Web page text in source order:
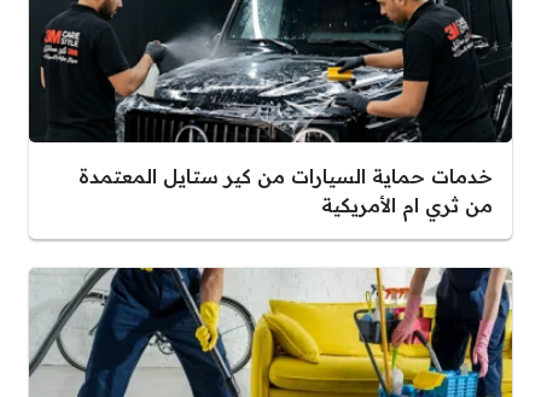
خدمات حماية السيارات من كير ستايل المعتمدة
من ثري ام الأمريكية